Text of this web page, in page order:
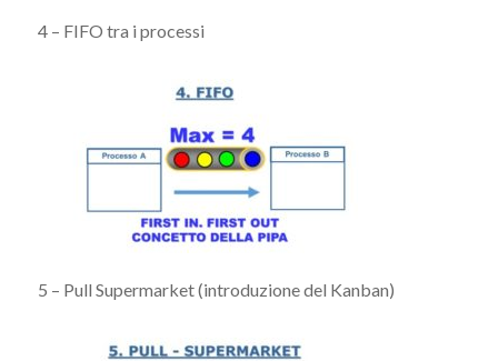
4 – FIFO tra i processi
5 – Pull Supermarket (introduzione del Kanban)